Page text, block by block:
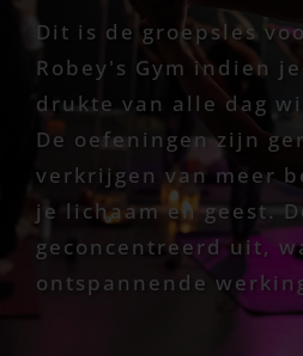
Dit is de groepsles
Robey's Gym indien
drukte van alle dag
De oefeningen zijn
verkrijgen van meer
je lichaam en geest.
geconcentreerd uit,
ontspannende